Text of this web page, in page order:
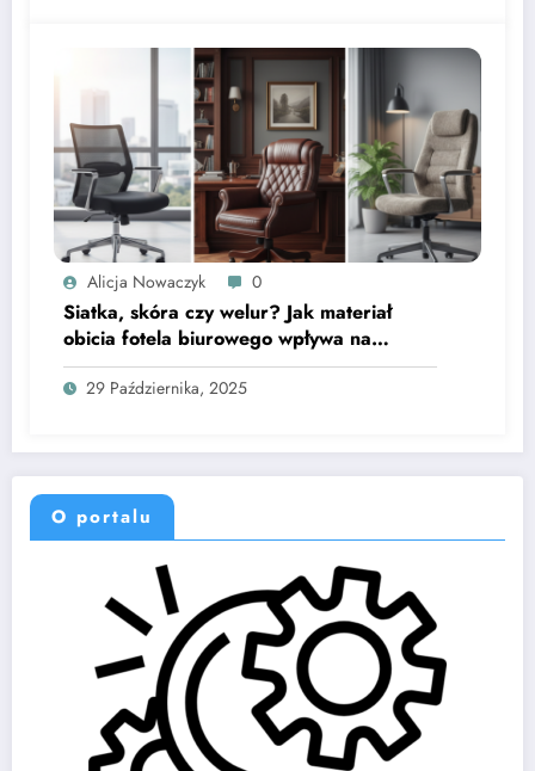
Alicja Nowaczyk 0
Siatka, skóra czy welur? Jak materiał
obicia fotela biurowego wpływa na
mikroklimat i trwałość siedzenia
29 Października, 2025
O portalu